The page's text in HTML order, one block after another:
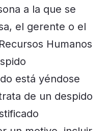
a la que se
el gerente o el
Humanos
está yéndose
de un despido